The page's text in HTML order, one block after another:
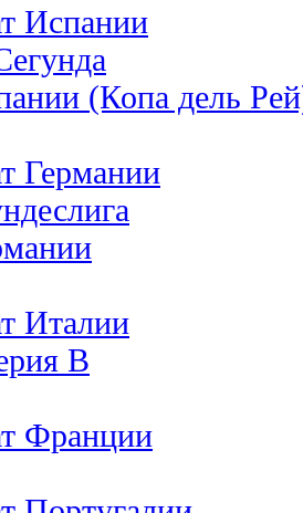
Испании
(Копа дель
Германии
Италии
B
Франции